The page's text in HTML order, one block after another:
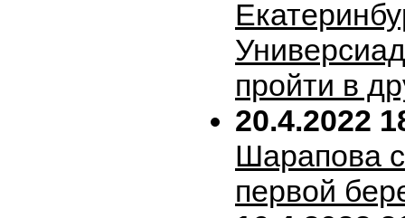
пройти в
20.4.2022
Шарапова
первой